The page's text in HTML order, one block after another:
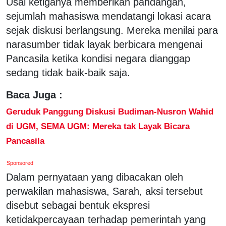
sejumlah mahasiswa mendatangi lokasi acara
sejak diskusi berlangsung. Mereka menilai para
narasumber tidak layak berbicara mengenai
Pancasila ketika kondisi negara dianggap
sedang tidak baik-baik saja.
Baca Juga :
Geruduk Panggung Diskusi Budiman-Nusron Wahid
di UGM, SEMA UGM: Mereka tak Layak Bicara
Pancasila
Sponsored
Dalam pernyataan yang dibacakan oleh
perwakilan mahasiswa, Sarah, aksi tersebut
disebut sebagai bentuk ekspresi
ketidakpercayaan terhadap pemerintah yang